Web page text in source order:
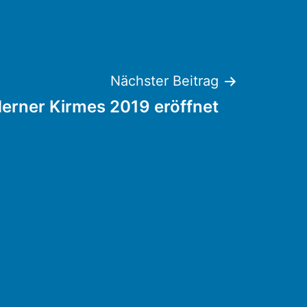
Nächster Beitrag
Kirmes 2019 eröffnet